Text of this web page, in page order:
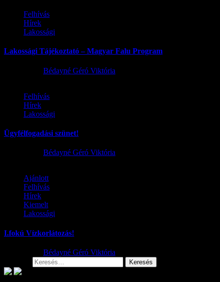
Felhívás
Hírek
Lakossági
Lakossági Tájékoztató – Magyar Falu Program
Bédayné Géró Viktória
Felhívás
Hírek
Lakossági
Ügyfélfogadási szünet!
Bédayné Géró Viktória
Ajánlott
Felhívás
Hírek
Kiemelt
Lakossági
I.fokú Vízkorlátozás!
Bédayné Géró Viktória